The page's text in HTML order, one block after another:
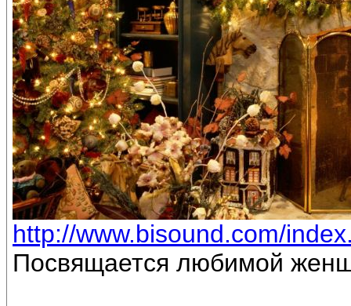
http://www.bisound.com/
Посвящается любимой